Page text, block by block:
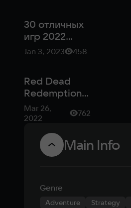
30 отличных
игр 2022
года,
пропустили
Jan 3, 2023 458
Red Dead
Redemption 2
и не только:
крутые игры-
любой вкус
Mar 26,
2022
762
Main Info
Genre
Adventure Strategy